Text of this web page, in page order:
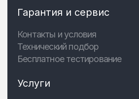
Гарантия и сервис
Контакты и условия
Технический подбор
Бесплатное тестирование
Услуги